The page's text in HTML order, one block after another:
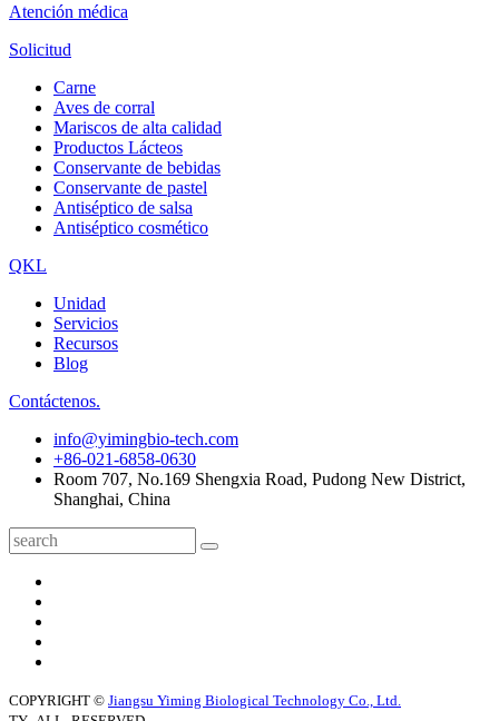
Atención médica
Solicitud
Carne
Aves de corral
Mariscos de alta calidad
Productos Lácteos
Conservante de bebidas
Conservante de pastel
Antiséptico de salsa
Antiséptico cosmético
QKL
Unidad
Servicios
Recursos
Blog
Contáctenos.
info@yimingbio-tech.com
+86-021-6858-0630
Room 707, No.169 Shengxia Road, Pudong New District,
Shanghai, China
COPYRIGHT © Jiangsu Yiming Biological Technology Co., Ltd.